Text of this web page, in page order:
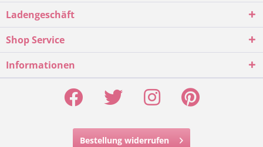
Ladengeschäft
Shop Service
Informationen
Bestellung widerrufen